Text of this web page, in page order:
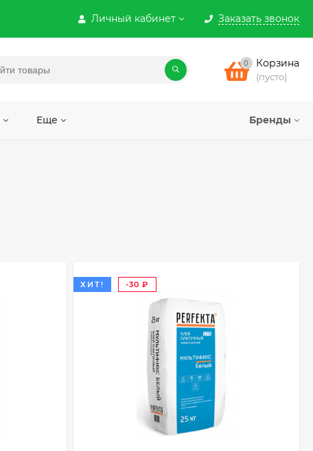
Личный кабинет Заказать звонок
0 Корзина
(пусто)
Бренды
Еще
ХИТ!
-30